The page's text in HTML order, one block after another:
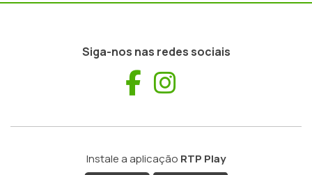
Siga-nos nas redes sociais
Facebook
Instale a aplicação RTP Play